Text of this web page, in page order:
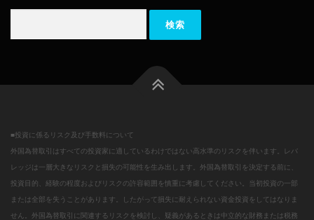
■投資に係るリスク及び手数料について
外国為替取引はすべての投資家に適しているわけではない高水準のリスクを伴います。レバ
レッジは一層大きなリスクと損失の可能性を生み出します。外国為替取引を決定する前に、
投資目的、経験の程度およびリスクの許容範囲を慎重に考慮してください。当初投資の一部
または全部を失うことがあります。したがって損失に耐えられない資金投資をしてはなりま
せん。外国為替取引に関連するリスクを検討し、疑義があるときは中立的な財務または税務